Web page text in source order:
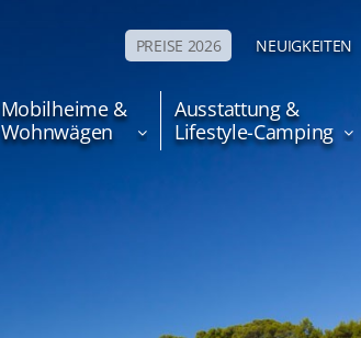
PREISE 2026 NEUIGKEITEN
Mobilheime &
Wohnwägen
Ausstattung &
Lifestyle-Camping